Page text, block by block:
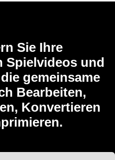
Sie Ihre
Spielvideos und
gemeinsame
Bearbeiten,
Konvertieren